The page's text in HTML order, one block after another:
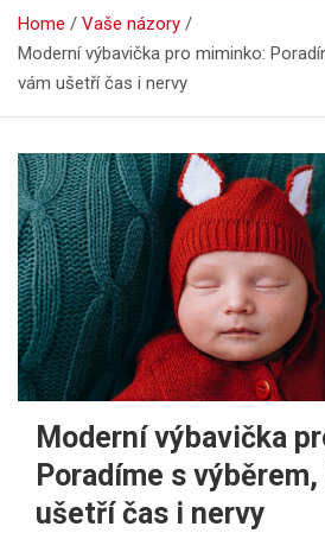
Home
Vaše názory
Moderní výbavička pro miminko:
vám ušetří čas i nervy
Moderní výbavička
Poradíme s
ušetří čas i nervy